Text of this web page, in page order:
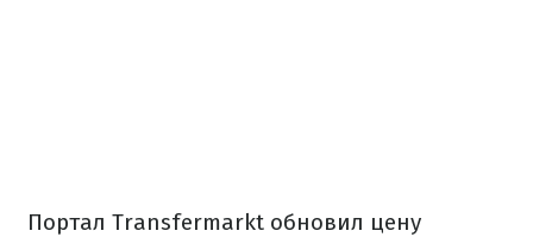
Портал Transfermarkt обновил цену